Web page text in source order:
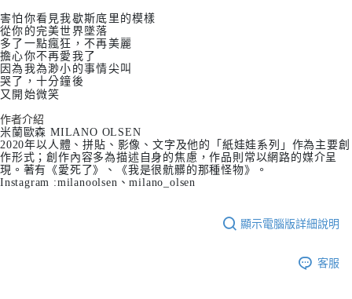
害怕你看見我歇斯底里的模樣
從你的完美世界墜落
多了一點瘋狂，不再美麗
擔心你不再愛我了
因為我為渺小的事情尖叫
哭了，十分鐘後
又開始微笑
作者介紹
米蘭歐森 MILANO OLSEN
2020年以人體、拼貼、影像、文字及他的「紙娃娃系列」作為主要創
作形式；創作內容多為描述自身的焦慮，作品則常以網路的媒介呈
現。著有《愛死了》、《我是很骯髒的那種怪物》。
Instagram :milanoolsen、milano_olsen
顯示電腦版詳細說明
客服